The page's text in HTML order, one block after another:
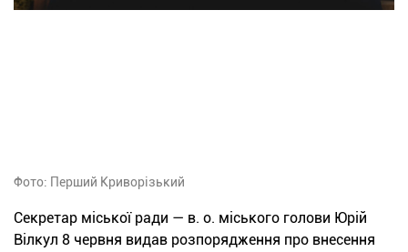
Фото: Перший Криворізький
Секретар міської ради — в. о. міського голови Юрій
Вілкул 8 червня видав розпорядження про внесення